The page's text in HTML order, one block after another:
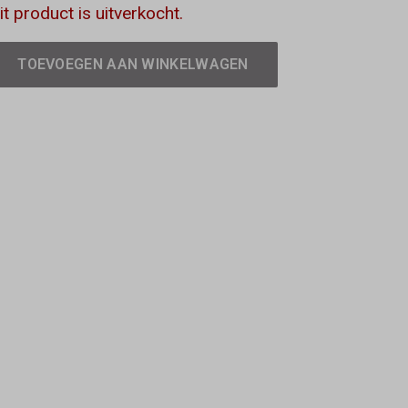
product is uitverkocht.
TOEVOEGEN AAN WINKELWAGEN